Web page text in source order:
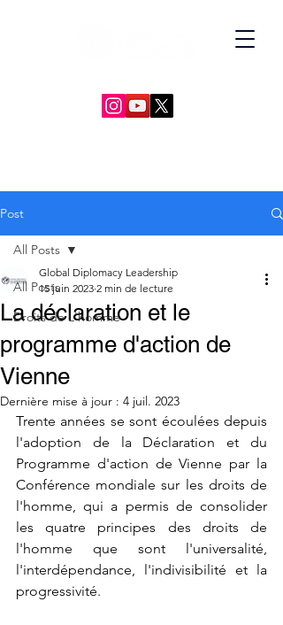
Post
All Posts
Droits de L'homme
All Posts
La déclaration et le
programme d'action de
Vienne
Global Diplomacy Leadership
15 juin 2023 2 min de lecture
Dernière mise à jour : 4 juil. 2023
Trente années se sont écoulées depuis
l'adoption de la Déclaration et du
Programme d'action de Vienne par la
Conférence mondiale sur les droits de
l'homme, qui a permis de consolider
les quatre principes des droits de
l'homme que sont l'universalité,
l'interdépendance, l'indivisibilité et la
progressivité.